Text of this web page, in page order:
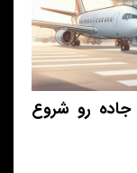
رو شروع